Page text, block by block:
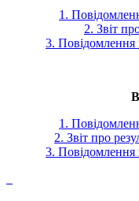
1.
2. Звіт
3. Повідомлення
1.
2. Звіт про
3. Повідомлення